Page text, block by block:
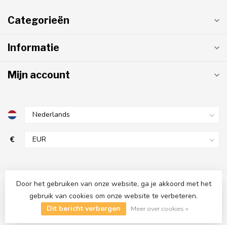
Categorieën
Informatie
Mijn account
€
© Copyright 2026 AfzuigMotoren.com- Powered byLightspeed
Lightspeed designby Dyvelopment
Door het gebruiken van onze website, ga je akkoord met het
gebruik van cookies om onze website te verbeteren.
Dit bericht verbergen
Meer over cookies »